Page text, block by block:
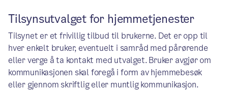
Tilsynsutvalget for hjemmetjenester
Tilsynet er et frivillig tilbud til brukerne. Det er opp til
hver enkelt bruker, eventuelt i samråd med pårørende
eller verge å ta kontakt med utvalget. Bruker avgjør om
kommunikasjonen skal foregå i form av hjemmebesøk
eller gjennom skriftlig eller muntlig kommunikasjon.